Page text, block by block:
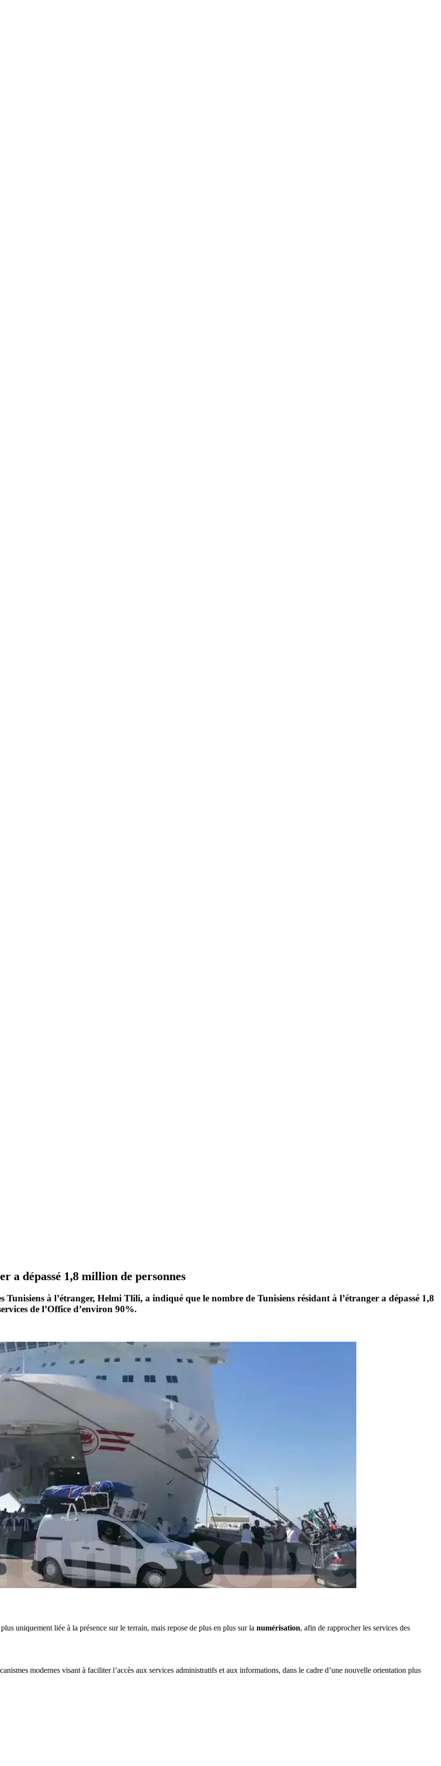
a dépassé 1,8 million de personnes
Tunisiens à l’étranger, Helmi Tlili, a indiqué que le nombre de Tunisiens résidant à l’étranger a dépassé 1,8
de l’Office d’environ 90%.
uniquement liée à la présence sur le terrain, mais repose de plus en plus sur la numérisation, afin de rapprocher les services des
modernes visant à faciliter l’accès aux services administratifs et aux informations, dans le cadre d’une nouvelle orientation plus